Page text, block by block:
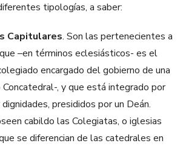
tipologías, a saber:
Capitulares. Son las pertenecientes a
–en términos eclesiásticos- es el
encargado del gobierno de una
, y que está integrado por
presididos por un Deán.
cabildo las Colegiatas, o iglesias
se diferencian de las catedrales en